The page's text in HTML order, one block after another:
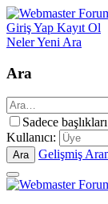
Giriş Yap Kayıt Ol
Neler Yeni Ara
Ara
Sadece
Kullanıcı:
Ara Gelişmiş